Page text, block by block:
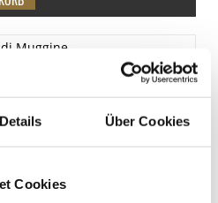
Details Über Cookies
Cookies
Muggine -
gemahlen, Italien, 70